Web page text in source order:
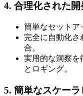
4. 合理化された
簡単なセットア
完全に自動化さ
合。
実用的な洞察を
とロギング。
5. 簡単なスケー